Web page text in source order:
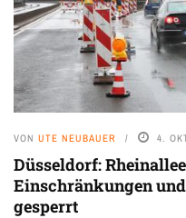
VON UTE NEUBAUER 4.
Düsseldorf:
Einschränkungen
gesperrt